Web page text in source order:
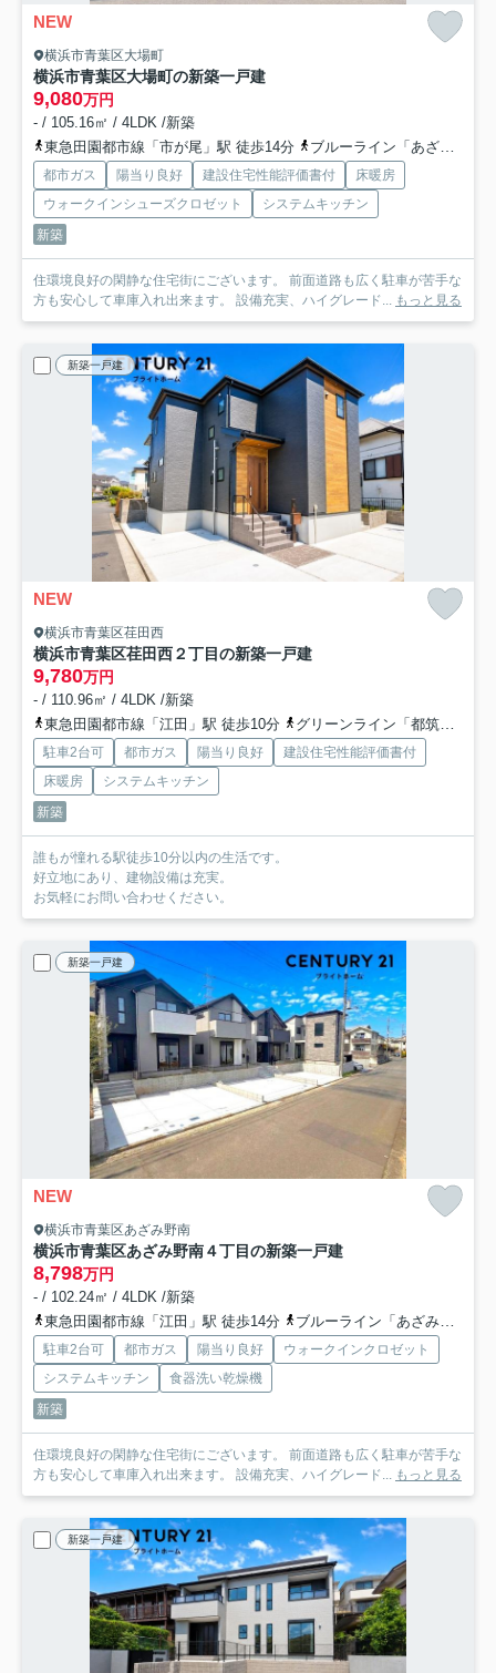
NEW
横浜市青葉区大場町
横浜市青葉区大場町の新築一戸建
9,080万円
- / 105.16㎡ / 4LDK /新築
東急田園都市線「市が尾」駅 徒歩14分
ブルーライン「あざみ野」駅 バス10分 「大場坂上」 停歩10分
都市ガス 陽当り良好 建設住宅性能評価書付
床暖房
ウォークインシューズクロゼット
システムキッチン
新築
住環境良好の閑静な住宅街にございます。 前面道路も広く駐車が苦手な
方も安心して車庫入れ出来ます。 設備充実、ハイグレード... もっと見る
新築一戸建
NEW
横浜市青葉区荏田西
横浜市青葉区荏田西２丁目の新築一戸建
9,780万円
- / 110.96㎡ / 4LDK /新築
東急田園都市線「江田」駅 徒歩10分
グリーンライン「都筑ふれあいの丘」駅 バス7分 「富士塚」 停歩8分
駐車2台可 都市ガス 陽当り良好
建設住宅性能評価書付
床暖房
システムキッチン
新築
誰もが憧れる駅徒歩10分以内の生活です。
好立地にあり、建物設備は充実。
お気軽にお問い合わせください。
新築一戸建
NEW
横浜市青葉区あざみ野南
横浜市青葉区あざみ野南４丁目の新築一戸建
8,798万円
- / 102.24㎡ / 4LDK /新築
東急田園都市線「江田」駅 徒歩14分
ブルーライン「あざみ野」駅 バス8分 「あざみ野南四丁目」 停歩4分
駐車2台可 都市ガス 陽当り良好
ウォークインクロゼット
システムキッチン
食器洗い乾燥機
新築
住環境良好の閑静な住宅街にございます。 前面道路も広く駐車が苦手な
方も安心して車庫入れ出来ます。 設備充実、ハイグレード... もっと見る
新築一戸建